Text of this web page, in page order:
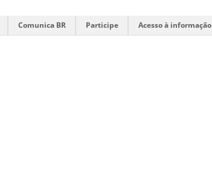
Comunica BR Participe Acesso à informação